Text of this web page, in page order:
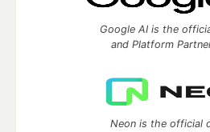
Google AI is the
and Platform
Neon is the official